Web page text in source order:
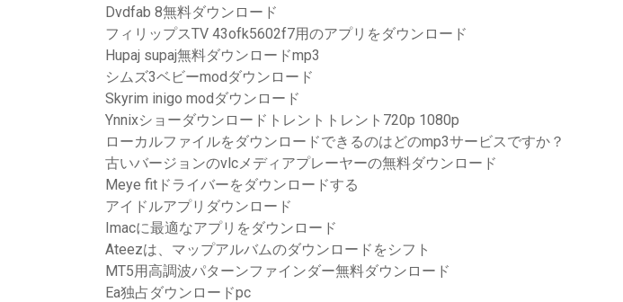
Dvdfab 8無料ダウンロード
フィリップスTV 43ofk5602f7用のアプリをダウンロード
Hupaj supaj無料ダウンロードmp3
シムズ3ベビーmodダウンロード
Skyrim inigo modダウンロード
Ynnixショーダウンロードトレントトレント720p 1080p
ローカルファイルをダウンロードできるのはどのmp3サービスですか？
古いバージョンのvlcメディアプレーヤーの無料ダウンロード
Meye fitドライバーをダウンロードする
アイドルアプリダウンロード
Imacに最適なアプリをダウンロード
Ateezは、マップアルバムのダウンロードをシフト
MT5用高調波パターンファインダー無料ダウンロード
Ea独占ダウンロードpc